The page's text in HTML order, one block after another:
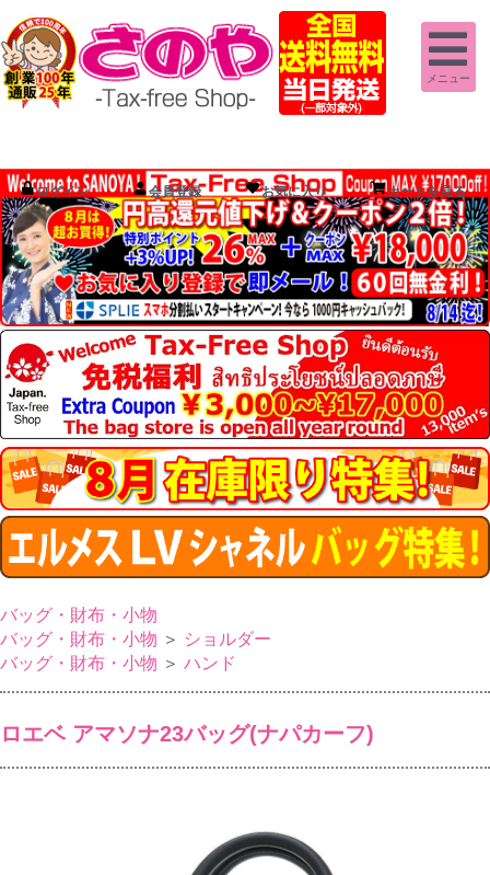
メニュー
ログイン 会員登録 お気に入り カートを見る
バッグ・財布・小物
バッグ・財布・小物 ＞ ショルダー
バッグ・財布・小物 ＞ ハンド
ロエベ アマソナ23バッグ(ナパカーフ)